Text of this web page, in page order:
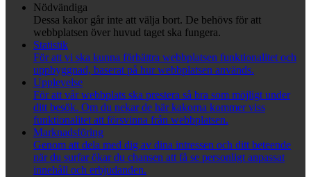
Nödvändiga
Dessa kakor går inte att välja bort. De behövs för att
webbplatsen över huvud taget ska fungera.
Statistik
För att vi ska kunna förbättra webbplatsen funktionalitet och
uppbyggnad, baserat på hur webbplatsen används.
Upplevelse
För att vår webbplats ska prestera så bra som möjligt under
ditt besök. Om du nekar de här kakorna kommer viss
funktionalitet att försvinna från webbplatsen.
Marknadsföring
Genom att dela med dig av dina intressen och ditt beteende
när du surfar ökar du chansen att få se personligt anpassat
innehåll och erbjudanden.